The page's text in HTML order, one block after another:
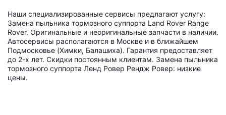
Наши специализированные сервисы предлагают услугу:
Замена пыльника тормозного суппорта Land Rover Range
Rover. Оригинальные и неоригинальные запчасти в наличии.
Автосервисы располагаются в Москве и в ближайшем
Подмосковье (Химки, Балашиха). Гарантия предоставляет
до 2-х лет. Скидки постоянным клиентам. Замена пыльника
тормозного суппорта Ленд Ровер Рендж Ровер: низкие
цены.